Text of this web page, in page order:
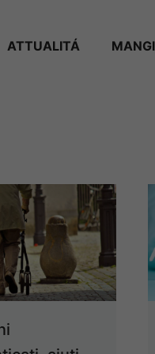
ATTUALITÁ